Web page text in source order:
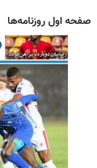
صفحه اول روزنامه‌ها